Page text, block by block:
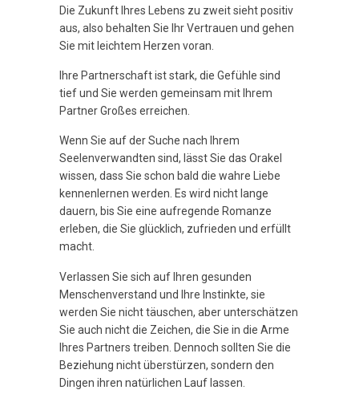
Die Zukunft Ihres Lebens zu zweit sieht positiv
aus, also behalten Sie Ihr Vertrauen und gehen
Sie mit leichtem Herzen voran.
Ihre Partnerschaft ist stark, die Gefühle sind
tief und Sie werden gemeinsam mit Ihrem
Partner Großes erreichen.
Wenn Sie auf der Suche nach Ihrem
Seelenverwandten sind, lässt Sie das Orakel
wissen, dass Sie schon bald die wahre Liebe
kennenlernen werden. Es wird nicht lange
dauern, bis Sie eine aufregende Romanze
erleben, die Sie glücklich, zufrieden und erfüllt
macht.
Verlassen Sie sich auf Ihren gesunden
Menschenverstand und Ihre Instinkte, sie
werden Sie nicht täuschen, aber unterschätzen
Sie auch nicht die Zeichen, die Sie in die Arme
Ihres Partners treiben. Dennoch sollten Sie die
Beziehung nicht überstürzen, sondern den
Dingen ihren natürlichen Lauf lassen.